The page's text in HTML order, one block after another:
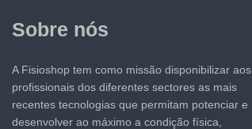
Sobre nós
A Fisioshop tem como missão disponibilizar aos
profissionais dos diferentes sectores as mais
recentes tecnologias que permitam potenciar e
desenvolver ao máximo a condição física,